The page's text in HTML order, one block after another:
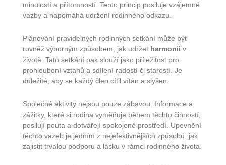
minulostí a přítomností. Tento princip posiluje vzájemné
vazby a napomáhá udržení rodinného odkazu.
Plánování pravidelných rodinných setkání může být
rovněž výborným způsobem, jak udržet harmonii v
životě. Tato setkání pak slouží jako příležitost pro
prohloubení vztahů a sdílení radostí či starostí. Je
důležité, aby se každý člen cítil vítán a slyšen.
Společné aktivity nejsou pouze zábavou. Informace a
zážitky, které si rodina vyměňuje během těchto činností,
posilují pouta a dotvářejí spokojené prostředí. Upevnění
těchto vazeb je jedním z nejefektivnějších způsobů, jak
zajistit trvalou podporu a lásku v rámci rodinného života.